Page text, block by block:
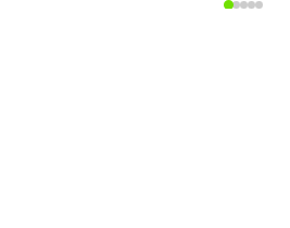
múltiples